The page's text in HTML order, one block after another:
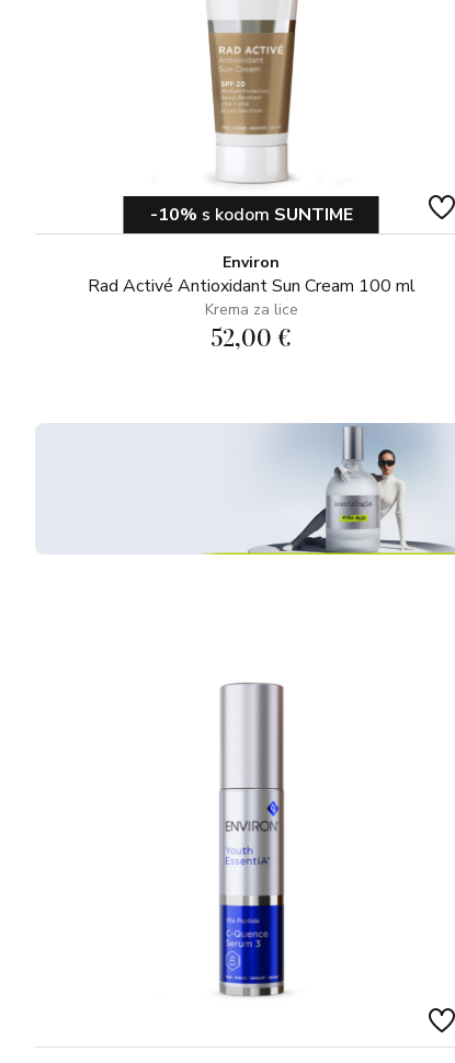
-10% s kodom SUNTIME
Environ
Rad Activé Antioxidant Sun Cream 100 ml
Krema za lice
52,00 €